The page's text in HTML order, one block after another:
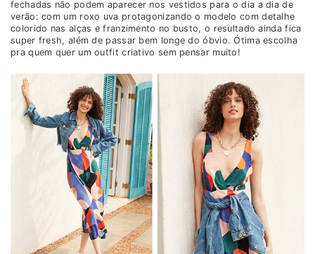
fechadas não podem aparecer nos vestidos para o dia a dia de
verão: com um roxo uva protagonizando o modelo com detalhe
colorido nas alças e franzimento no busto, o resultado ainda fica
super fresh, além de passar bem longe do óbvio. Ótima escolha
pra quem quer um outfit criativo sem pensar muito!